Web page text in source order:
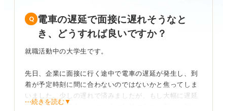
電車の遅延で面接に遅れそうなと
き、どうすれば良いですか？
就職活動中の大学生です。
先日、企業に面接に行く途中で電車の遅延が発生し、到
着が予定時刻に間に合わないのではないかと焦ってしま
いました。少しの遅れで済みましたが、もし大幅に遅延
してしまった場合、どのように対処するのが良いか気に
⋯続きを読む▼